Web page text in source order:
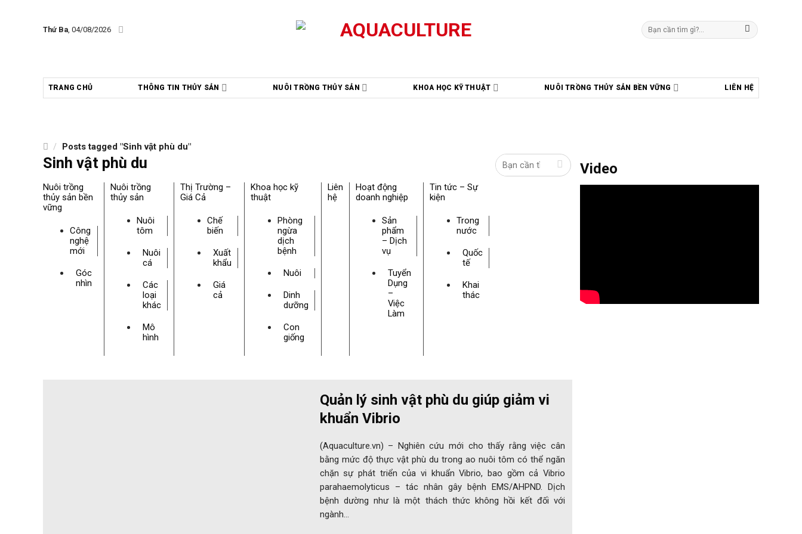
Thứ Ba, 04/08/2026
Tìm
kiếm:
TRANG CHỦ THÔNG TIN THỦY SẢN NUÔI TRỒNG THỦY SẢN KHOA HỌC KỸ THUẬT NUÔI TRỒNG THỦY SẢN BỀN VỮNG LIÊN HỆ
/ Posts tagged "Sinh vật phù du"
Sinh vật phù du
Nuôi trồng
thủy sản bền
vững
Công
nghệ
mới
Góc
nhìn
Nuôi trồng
thủy sản
Nuôi
tôm
Nuôi
cá
Các
loại
khác
Mô
hình
Thị Trường –
Giá Cả
Chế
biến
Xuất
khẩu
Giá
cả
Khoa học kỹ
thuật
Phòng
ngừa
dịch
bệnh
Nuôi
Dinh
dưỡng
Con
giống
Liên
hệ
Hoạt động
doanh nghiệp
Sản
phẩm
– Dịch
vụ
Tuyển
Dụng
–
Việc
Làm
Tin tức – Sự
kiện
Trong
nước
Quốc
tế
Khai
thác
Quản lý sinh vật phù du giúp giảm vi
khuẩn Vibrio
(Aquaculture.vn) – Nghiên cứu mới cho thấy rằng việc cân
bằng mức độ thực vật phù du trong ao nuôi tôm có thể ngăn
chặn sự phát triển của vi khuẩn Vibrio, bao gồm cả Vibrio
parahaemolyticus – tác nhân gây bệnh EMS/AHPND. Dịch
bệnh dường như là một thách thức không hồi kết đối với
ngành…
Video